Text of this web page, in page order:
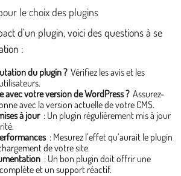
le choix des plugins
d’un plugin, voici des questions à se
:
du plugin ? Vérifiez les avis et les
avec votre version de WordPress ? Assurez-
avec la version actuelle de votre CMS.
à jour : Un plugin régulièrement mis à jour
: Mesurez l’effet qu’aurait le plugin
de votre site.
: Un bon plugin doit offrir une
et un support réactif.